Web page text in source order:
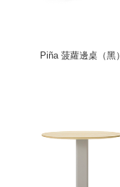
Piña 菠蘿邊桌（黑）